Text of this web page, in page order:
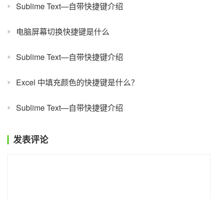
Sublime Text—自带快捷键介绍
电脑屏幕切换快捷键是什么
Sublime Text—自带快捷键介绍
Excel 中填充颜色的快捷键是什么？
Sublime Text—自带快捷键介绍
发表评论